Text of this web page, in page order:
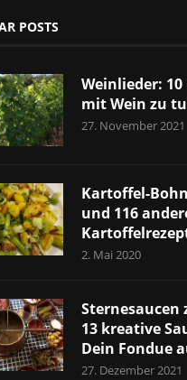
POSTS
Weinlieder: 10
mit Wein zu
27. November 2021
Kartoffel-
und 116
2. Mai 2020
Sternesaucen
13 kreative
Dein Fondue
27. Dezember 2021